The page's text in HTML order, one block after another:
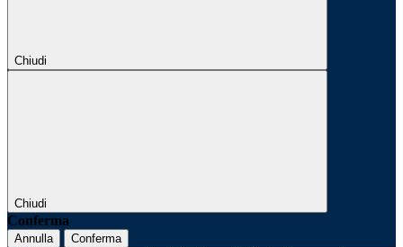
Chiudi
Chiudi
Conferma
Annulla Conferma